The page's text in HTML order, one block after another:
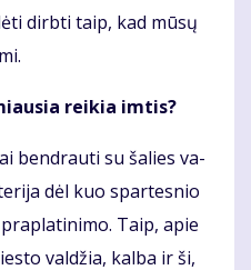
dirb­ti taip, kad mū­sų
rei­kia im­tis?
ben­drau­ti su ša­lies va­
dėl kuo spar­tes­nio
Taip, apie
val­džia, kal­ba ir ši,